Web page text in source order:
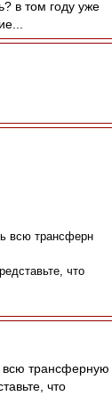
в том году уже
всю трансферн
что
всю трансферную
что